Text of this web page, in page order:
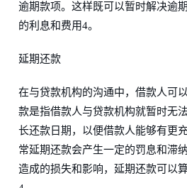
逾期款项。这样既可以暂时解决逾
的利息和费用4。
延期还款
在与贷款机构的沟通中，借款人可
款是指借款人与贷款机构就暂时无
长还款日期，以便借款人能够有更
常延期还款会产生一定的罚息和滞
造成的损失和影响，延期还款可以